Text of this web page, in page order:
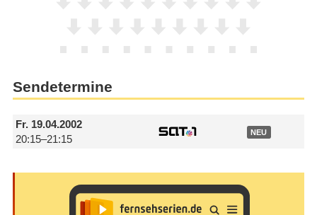
Sendetermine
Fr.19.04.2002
20:15–21:15
NEU